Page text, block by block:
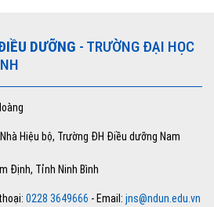
DƯỠNG - TRƯỜNG ĐẠI HỌC
Hiệu bộ, Trường ĐH Điều dưỡng Nam
Định, Tỉnh Ninh Bình
0228 3649666 - Email: jns@ndun.edu.vn